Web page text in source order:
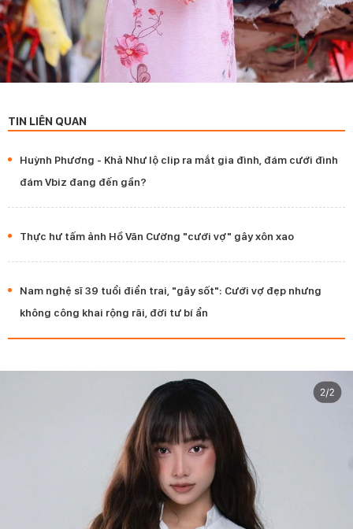
TIN LIÊN QUAN
Huỳnh Phương - Khả Như lộ clip ra mắt gia đình, đám cưới đình
đám Vbiz đang đến gần?
Thực hư tấm ảnh Hồ Văn Cường "cưới vợ" gây xôn xao
Nam nghệ sĩ 39 tuổi điển trai, "gây sốt": Cưới vợ đẹp nhưng
không công khai rộng rãi, đời tư bí ẩn